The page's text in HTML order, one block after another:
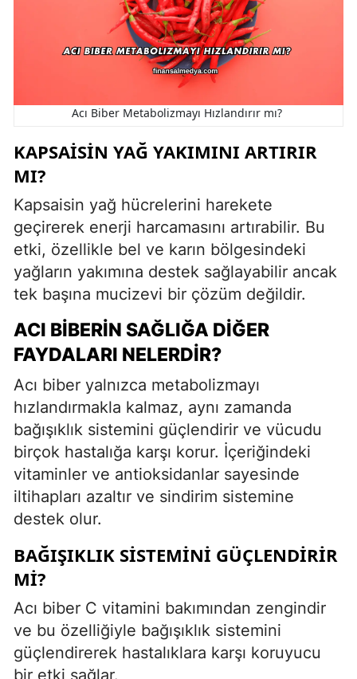
Acı Biber Metabolizmayı Hızlandırır mı?
KAPSAISIN YAĞ YAKIMINI ARTIRIR
MI?
Kapsaisin yağ hücrelerini harekete
geçirerek enerji harcamasını artırabilir. Bu
etki, özellikle bel ve karın bölgesindeki
yağların yakımına destek sağlayabilir ancak
tek başına mucizevi bir çözüm değildir.
ACI BIBERIN SAĞLIĞA DIĞER
FAYDALARI NELERDIR?
Acı biber yalnızca metabolizmayı
hızlandırmakla kalmaz, aynı zamanda
bağışıklık sistemini güçlendirir ve vücudu
birçok hastalığa karşı korur. İçeriğindeki
vitaminler ve antioksidanlar sayesinde
iltihapları azaltır ve sindirim sistemine
destek olur.
BAĞIŞIKLIK SISTEMINI GÜÇLENDIRIR
MI?
Acı biber C vitamini bakımından zengindir
ve bu özelliğiyle bağışıklık sistemini
güçlendirerek hastalıklara karşı koruyucu
bir etki sağlar.